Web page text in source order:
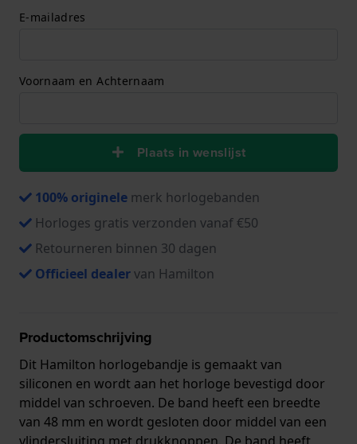
E-mailadres
Voornaam en Achternaam
Plaats in wenslijst
100% originele merk horlogebanden
Horloges gratis verzonden vanaf €50
Retourneren binnen 30 dagen
Officieel dealervan Hamilton
Productomschrijving
Dit Hamilton horlogebandje is gemaakt van
siliconen en wordt aan het horloge bevestigd door
middel van schroeven. De band heeft een breedte
van 48 mm en wordt gesloten door middel van een